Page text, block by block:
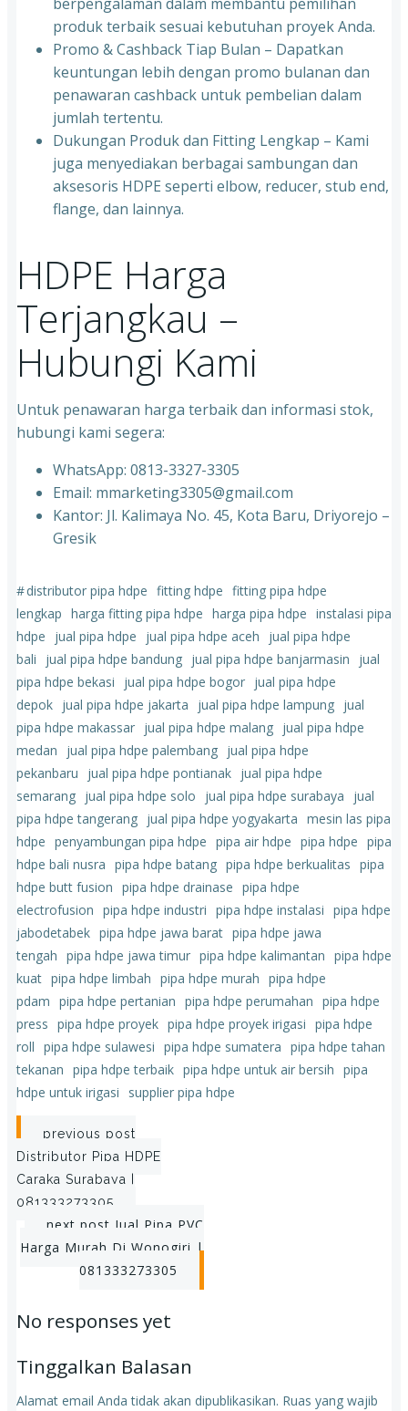
produk terbaik sesuai kebutuhan proyek Anda.
Promo & Cashback Tiap Bulan – Dapatkan
keuntungan lebih dengan promo bulanan dan
penawaran cashback untuk pembelian dalam
jumlah tertentu.
Dukungan Produk dan Fitting Lengkap – Kami
juga menyediakan berbagai sambungan dan
aksesoris HDPE seperti elbow, reducer, stub end,
flange, dan lainnya.
HDPE Harga
Terjangkau –
Hubungi Kami
Untuk penawaran harga terbaik dan informasi stok,
hubungi kami segera:
WhatsApp: 0813-3327-3305
Email: mmarketing3305@gmail.com
Kantor: Jl. Kalimaya No. 45, Kota Baru, Driyorejo –
Gresik
#distributor pipa hdpe fitting hdpe fitting pipa hdpe
lengkap harga fitting pipa hdpe harga pipa hdpe instalasi pipa
hdpe
jual pipa hdpe jual pipa hdpe aceh
jual pipa hdpe
bali
jual pipa hdpe bandung jual pipa hdpe banjarmasin
jual
pipa hdpe bekasi
jual pipa hdpe bogor jual pipa hdpe
depok jual pipa hdpe jakarta jual pipa hdpe lampung jual
pipa hdpe makassar jual pipa hdpe malang jual pipa hdpe
medan
jual pipa hdpe palembang jual pipa hdpe
pekanbaru
jual pipa hdpe pontianak jual pipa hdpe
semarang jual pipa hdpe solo jual pipa hdpe surabaya
jual
pipa hdpe tangerang jual pipa hdpe yogyakarta mesin las pipa
hdpe penyambungan pipa hdpe pipa air hdpe pipa hdpe pipa
hdpe bali nusra pipa hdpe batang pipa hdpe berkualitas pipa
hdpe butt fusion pipa hdpe drainase pipa hdpe
electrofusion pipa hdpe industri pipa hdpe instalasi pipa hdpe
jabodetabek pipa hdpe jawa barat pipa hdpe jawa
tengah pipa hdpe jawa timur pipa hdpe kalimantan pipa hdpe
kuat pipa hdpe limbah pipa hdpe murah pipa hdpe
pdam pipa hdpe pertanian pipa hdpe perumahan pipa hdpe
press pipa hdpe proyek pipa hdpe proyek irigasi pipa hdpe
roll pipa hdpe sulawesi pipa hdpe sumatera pipa hdpe tahan
tekanan pipa hdpe terbaik pipa hdpe untuk air bersih pipa
hdpe untuk irigasi
supplier pipa hdpe
Post
navigation
previous post
Distributor Pipa HDPE
Caraka Surabaya |
081333273305
Post
navigation
next post Jual Pipa PVC
Harga Murah Di Wonogiri |
081333273305
No responses yet
Tinggalkan Balasan
Alamat email Anda tidak akan dipublikasikan. Ruas yang wajib